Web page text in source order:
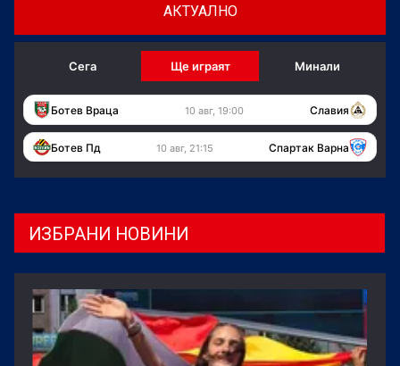
АКТУАЛНО
Сега Ще играят Минали
Ботев Враца 10 авг, 19:00 Славия
Ботев Пд 10 авг, 21:15 Спартак Варна
ИЗБРАНИ НОВИНИ